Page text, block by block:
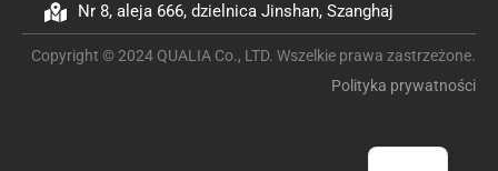
Nr 8, aleja 666, dzielnica Jinshan, Szanghaj
Copyright © 2024 QUALIA Co., LTD. Wszelkie prawa zastrzeżone.
Polityka prywatności
KO
IT